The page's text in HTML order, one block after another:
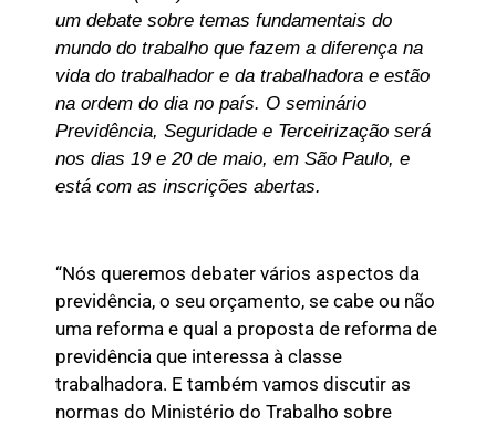
um debate sobre temas fundamentais do
mundo do trabalho que fazem a diferença na
vida do trabalhador e da trabalhadora e estão
na ordem do dia no país. O seminário
Previdência, Seguridade e Terceirização será
nos dias 19 e 20 de maio, em São Paulo, e
está com as inscrições abertas.
“Nós queremos debater vários aspectos da
previdência, o seu orçamento, se cabe ou não
uma reforma e qual a proposta de reforma de
previdência que interessa à classe
trabalhadora. E também vamos discutir as
normas do Ministério do Trabalho sobre